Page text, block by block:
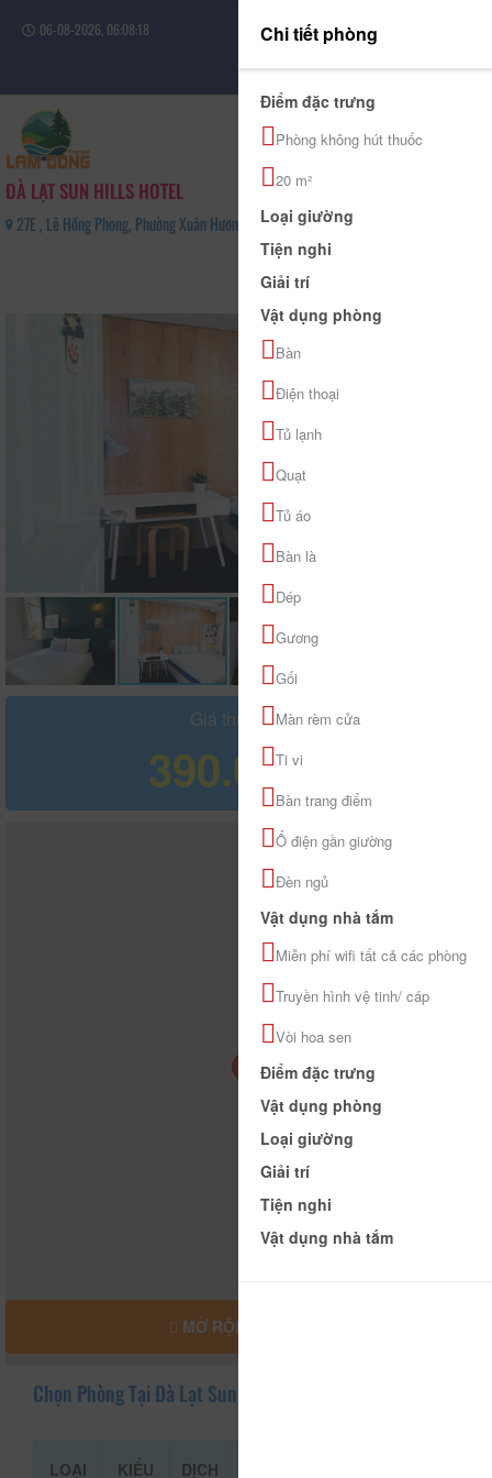
06-08-2026, 06:08:18
Đăng nhập
ĐÀ LẠT SUN HILLS HOTEL
27E , Lê Hồng Phong, Phường Xuân Hương - Đà Lạt, Tỉnh Lâm Đồng - 0979015740
Giá tham khảo
390.000 đ
MỞ RỘNG BẢN ĐỒ
Chọn Phòng Tại Đà Lạt Sun Hills Hotel
LOẠI
KIỂU
DỊCH
Chi tiết phòng
Điểm đặc trưng
Phòng không hút thuốc
20 m²
Loại giường
Tiện nghi
Giải trí
Vật dụng phòng
Bàn
Điện thoại
Tủ lạnh
Quạt
Tủ áo
Bàn là
Dép
Gương
Gối
Màn rèm cửa
Ti vi
Bàn trang điểm
Ổ điện gần giường
Đèn ngủ
Vật dụng nhà tắm
Miễn phí wifi tất cả các phòng
Truyền hình vệ tinh/ cáp
Vòi hoa sen
Điểm đặc trưng
Vật dụng phòng
Loại giường
Giải trí
Tiện nghi
Vật dụng nhà tắm